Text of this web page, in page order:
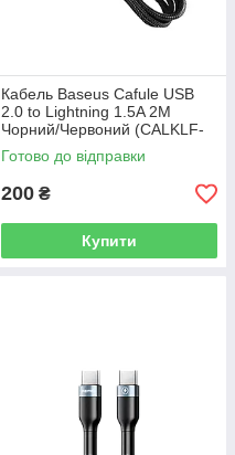
Кабель Baseus Cafule USB
2.0 to Lightning 1.5A 2M
Чорний/Червоний (CALKLF-
C19)
Готово до відправки
200 ₴
Купити